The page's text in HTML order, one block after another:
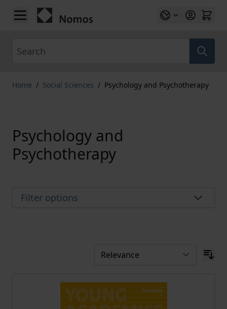
Skip to Content
Home / Social Sciences / Psychology and Psychotherapy
Psychology and
Psychotherapy
Filter options